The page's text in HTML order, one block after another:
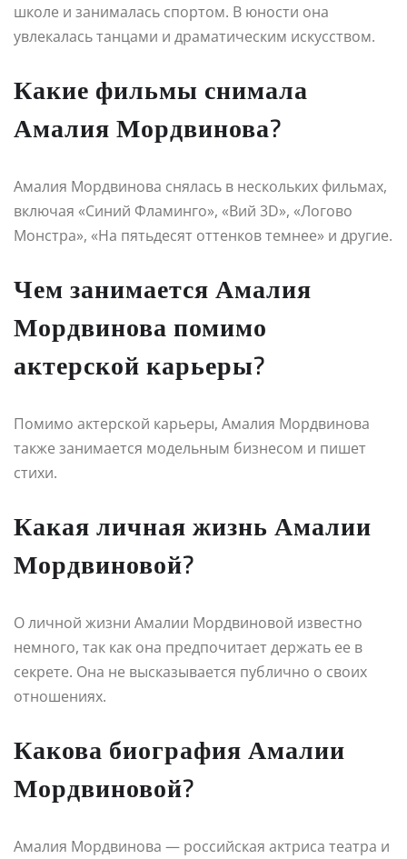
школе и занималась спортом. В юности она
увлекалась танцами и драматическим искусством.
Какие фильмы снимала
Амалия Мордвинова?
Амалия Мордвинова снялась в нескольких фильмах,
включая «Синий Фламинго», «Вий 3D», «Логово
Монстра», «На пятьдесят оттенков темнее» и другие.
Чем занимается Амалия
Мордвинова помимо
актерской карьеры?
Помимо актерской карьеры, Амалия Мордвинова
также занимается модельным бизнесом и пишет
стихи.
Какая личная жизнь Амалии
Мордвиновой?
О личной жизни Амалии Мордвиновой известно
немного, так как она предпочитает держать ее в
секрете. Она не высказывается публично о своих
отношениях.
Какова биография Амалии
Мордвиновой?
Амалия Мордвинова — российская актриса театра и